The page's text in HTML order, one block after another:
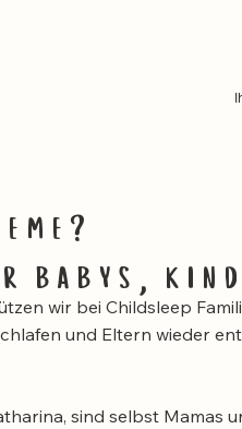
babys,
wir bei Childsleep
und Eltern wieder
sind selbst Mamas